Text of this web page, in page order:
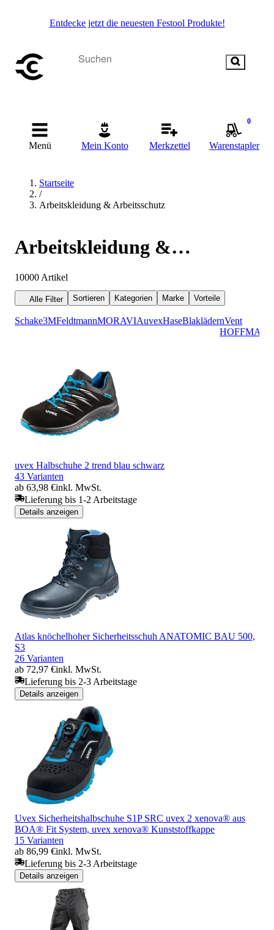
Entdecke jetzt die neuesten Festool Produkte!
Menü Mein Konto Merkzettel
0
Warenstapler
Startseite
/
Arbeitskleidung & Arbeitsschutz
Arbeitskleidung &
Arbeitsschutz
10000 Artikel
Alle Filter Sortieren Kategorien Marke Vorteile
Schake3MFeldtmannMORAVIAuvexHaseBlaklädernVent
HOFFMAN
uvex Halbschuhe 2 trend blau schwarz
43 Varianten
ab 63,98 €inkl. MwSt.
Lieferung bis 1-2 Arbeitstage
Details anzeigen
Atlas knöchelhoher Sicherheitsschuh ANATOMIC BAU 500,
S3
26 Varianten
ab 72,97 €inkl. MwSt.
Lieferung bis 2-3 Arbeitstage
Details anzeigen
Uvex Sicherheitshalbschuhe S1P SRC uvex 2 xenova® aus
BOA® Fit System, uvex xenova® Kunststoffkappe
15 Varianten
ab 86,99 €inkl. MwSt.
Lieferung bis 2-3 Arbeitstage
Details anzeigen